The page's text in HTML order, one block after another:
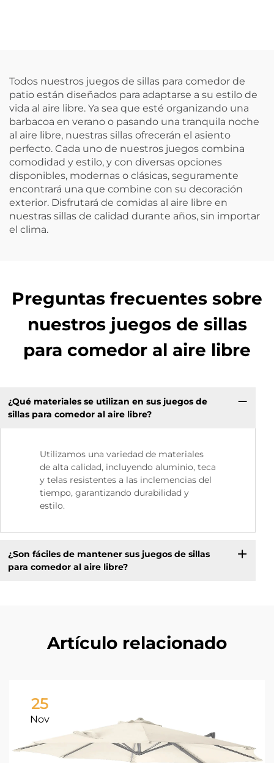
Todos nuestros juegos de sillas para comedor de
patio están diseñados para adaptarse a su estilo de
vida al aire libre. Ya sea que esté organizando una
barbacoa en verano o pasando una tranquila noche
al aire libre, nuestras sillas ofrecerán el asiento
perfecto. Cada uno de nuestros juegos combina
comodidad y estilo, y con diversas opciones
disponibles, modernas o clásicas, seguramente
encontrará una que combine con su decoración
exterior. Disfrutará de comidas al aire libre en
nuestras sillas de calidad durante años, sin importar
el clima.
Preguntas frecuentes sobre
nuestros juegos de sillas
para comedor al aire libre
¿Qué materiales se utilizan en sus juegos de
sillas para comedor al aire libre?
Utilizamos una variedad de materiales
de alta calidad, incluyendo aluminio, teca
y telas resistentes a las inclemencias del
tiempo, garantizando durabilidad y
estilo.
¿Son fáciles de mantener sus juegos de sillas
para comedor al aire libre?
Artículo relacionado
25
Nov